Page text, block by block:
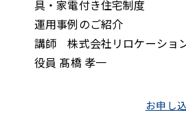
具・家電付き住宅制度
運用事例のご紹介
講師 株式会社リロケーショ
役員 髙橋 孝一
お申し